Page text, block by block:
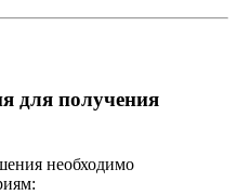
для получения
необходимо